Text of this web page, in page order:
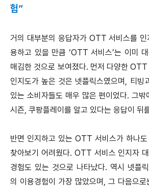
험”
거의 대부분의 응답자가 OTT 서비스를 인
용하고 있을 만큼 ‘OTT 서비스’는 이미
매김한 것으로 보여졌다. 먼저 다양한
인지도가 높은 것은 넷플릭스였으며, 티빙
있는 소비자들도 매우 많은 편이었다. 그
시즌, 쿠팡플레이를 알고 있다는 응답이 뒤
반면 인지하고 있는 OTT 서비스가 하나
찾아보기 어려웠다. OTT 서비스 인지자
경험도 있는 것으로 나타났다. 역시 넷플
의 이용경험이 가장 많았으며, 그 다음으